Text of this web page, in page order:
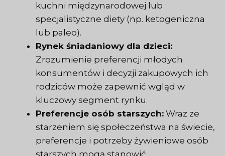
kuchni międzynarodowej lub
specjalistyczne diety (np. ketogeniczna
lub paleo).
Rynek śniadaniowy dla dzieci:
Zrozumienie preferencji młodych
konsumentów i decyzji zakupowych ich
rodziców może zapewnić wgląd w
kluczowy segment rynku.
Preferencje osób starszych: Wraz ze
starzeniem się społeczeństwa na świecie,
preferencje i potrzeby żywieniowe osób